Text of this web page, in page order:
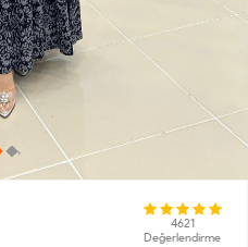
4621
Değerlendirme